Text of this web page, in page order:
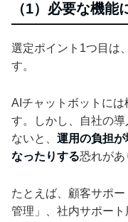
（1）必要な機能
選定ポイント1つ目は
す。
AIチャットボットに
す。しかし、自社の
ないと、 運用の負担が
なったりする恐れがあ
たとえば、顧客サポ
管理」、社内サポート